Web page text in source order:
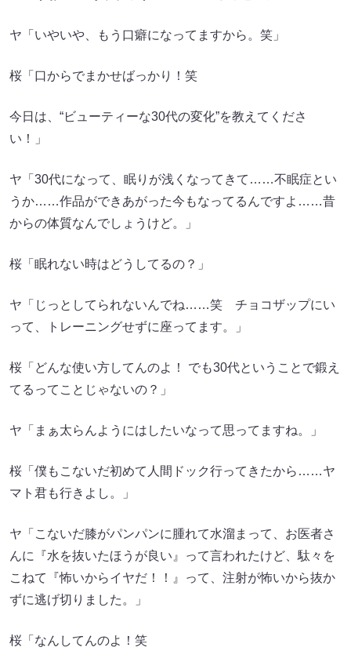
ヤ「いやいや、もう口癖になってますから。笑」
桜「口からでまかせばっかり！笑
今日は、“ビューティーな30代の変化”を教えてくださ
い！」
ヤ「30代になって、眠りが浅くなってきて……不眠症とい
うか……作品ができあがった今もなってるんですよ……昔
からの体質なんでしょうけど。」
桜「眠れない時はどうしてるの？」
ヤ「じっとしてられないんでね……笑 チョコザップにい
って、トレーニングせずに座ってます。」
桜「どんな使い方してんのよ！ でも30代ということで鍛え
てるってことじゃないの？」
ヤ「まぁ太らんようにはしたいなって思ってますね。」
桜「僕もこないだ初めて人間ドック行ってきたから……ヤ
マト君も行きよし。」
ヤ「こないだ膝がパンパンに腫れて水溜まって、お医者さ
んに『水を抜いたほうが良い』って言われたけど、駄々を
こねて『怖いからイヤだ！！』って、注射が怖いから抜か
ずに逃げ切りました。」
桜「なんしてんのよ！笑